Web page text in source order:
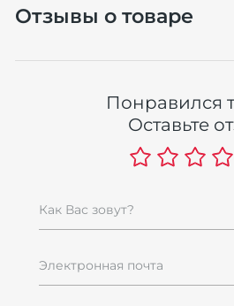
Отзывы о товаре
Понравился
Оставьте
Как Вас зовут?
Электронная почта